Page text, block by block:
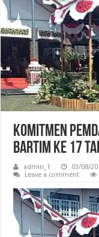
Komitmen
Bartim ke 17
admin_1 03/08/
Leave a comment